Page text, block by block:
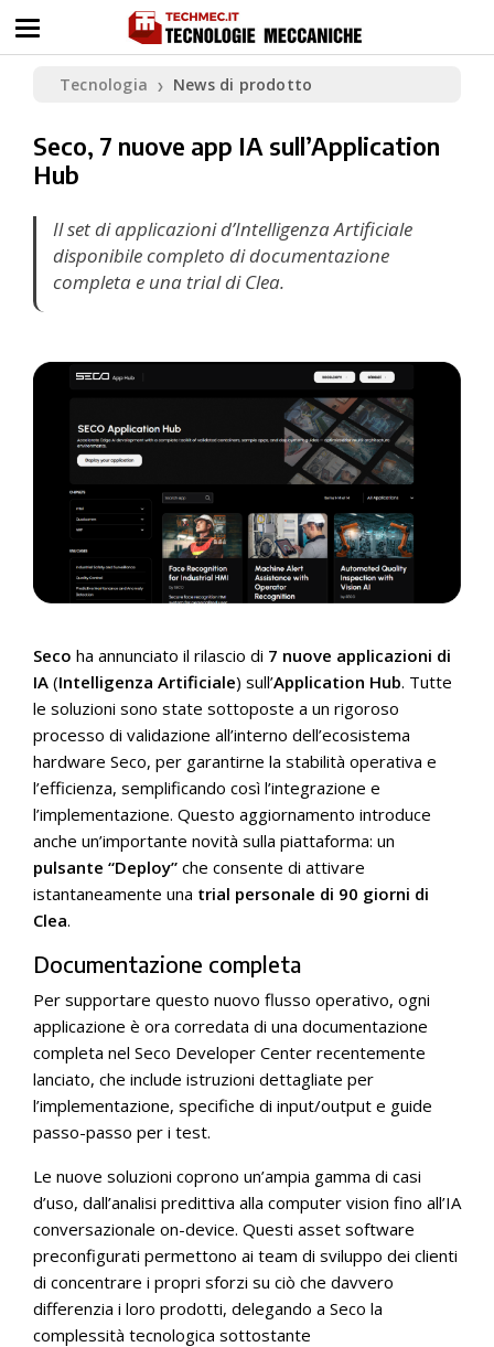
Tecnologia ❯ News di prodotto
Seco, 7 nuove app IA sull’Application
Hub
Il set di applicazioni d’Intelligenza Artificiale
disponibile completo di documentazione
completa e una trial di Clea.
Seco ha annunciato il rilascio di 7 nuove applicazioni di
IA (Intelligenza Artificiale) sull’Application Hub. Tutte
le soluzioni sono state sottoposte a un rigoroso
processo di validazione all’interno dell’ecosistema
hardware Seco, per garantirne la stabilità operativa e
l’efficienza, semplificando così l’integrazione e
l’implementazione. Questo aggiornamento introduce
anche un’importante novità sulla piattaforma: un
pulsante “Deploy” che consente di attivare
istantaneamente una trial personale di 90 giorni di
Clea.
Documentazione completa
Per supportare questo nuovo flusso operativo, ogni
applicazione è ora corredata di una documentazione
completa nel Seco Developer Center recentemente
lanciato, che include istruzioni dettagliate per
l’implementazione, specifiche di input/output e guide
passo-passo per i test.
Le nuove soluzioni coprono un’ampia gamma di casi
d’uso, dall’analisi predittiva alla computer vision fino all’IA
conversazionale on-device. Questi asset software
preconfigurati permettono ai team di sviluppo dei clienti
di concentrare i propri sforzi su ciò che davvero
differenzia i loro prodotti, delegando a Seco la
complessità tecnologica sottostante